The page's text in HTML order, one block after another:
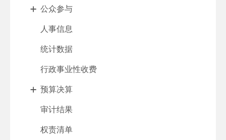
公众参与
人事信息
统计数据
行政事业性收费
预算决算
审计结果
权责清单